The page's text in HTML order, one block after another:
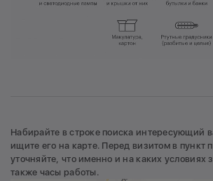
Набирайте в строке поиска интересующий
ищите его на карте. Перед визитом в пункт
уточняйте, что именно и на каких условиях
также часы работы.